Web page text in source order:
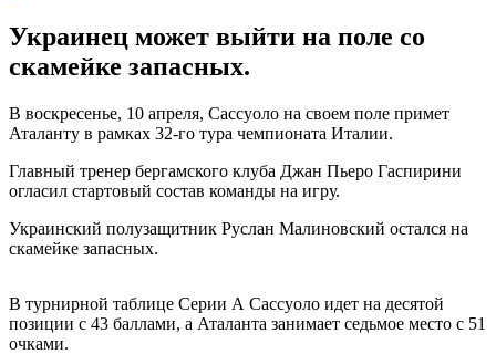
Украинец может выйти на поле со
скамейке запасных.
В воскресенье, 10 апреля, Сассуоло на своем поле примет
Аталанту в рамках 32-го тура чемпионата Италии.
Главный тренер бергамского клуба Джан Пьеро Гаспирини
огласил стартовый состав команды на игру.
Украинский полузащитник Руслан Малиновский остался на
скамейке запасных.
В турнирной таблице Серии А Сассуоло идет на десятой
позиции с 43 баллами, а Аталанта занимает седьмое место с 51
очками.